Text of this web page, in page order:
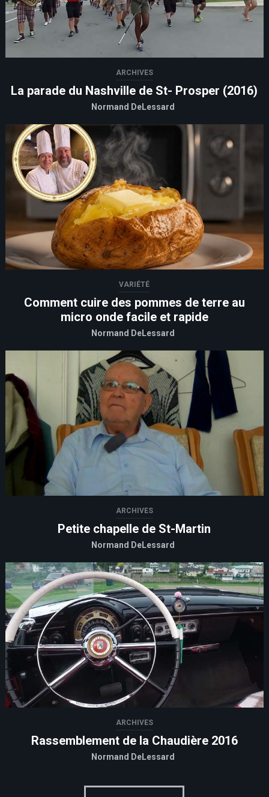
ARCHIVES
La parade du Nashville de St- Prosper (2016)
Normand DeLessard
VARIÉTÉ
Comment cuire des pommes de terre au
micro onde facile et rapide
Normand DeLessard
ARCHIVES
Petite chapelle de St-Martin
Normand DeLessard
ARCHIVES
Rassemblement de la Chaudière 2016
Normand DeLessard